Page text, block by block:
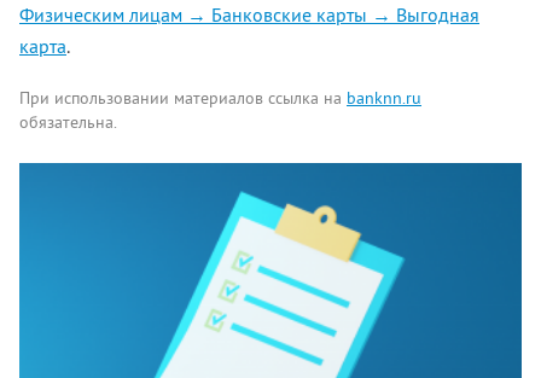
Физическим лицам → Банковские карты → Выгодная
карта.
При использовании материалов ссылка на banknn.ru
обязательна.